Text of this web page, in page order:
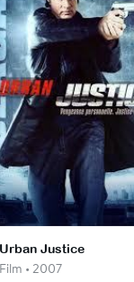
Justice
• 2007